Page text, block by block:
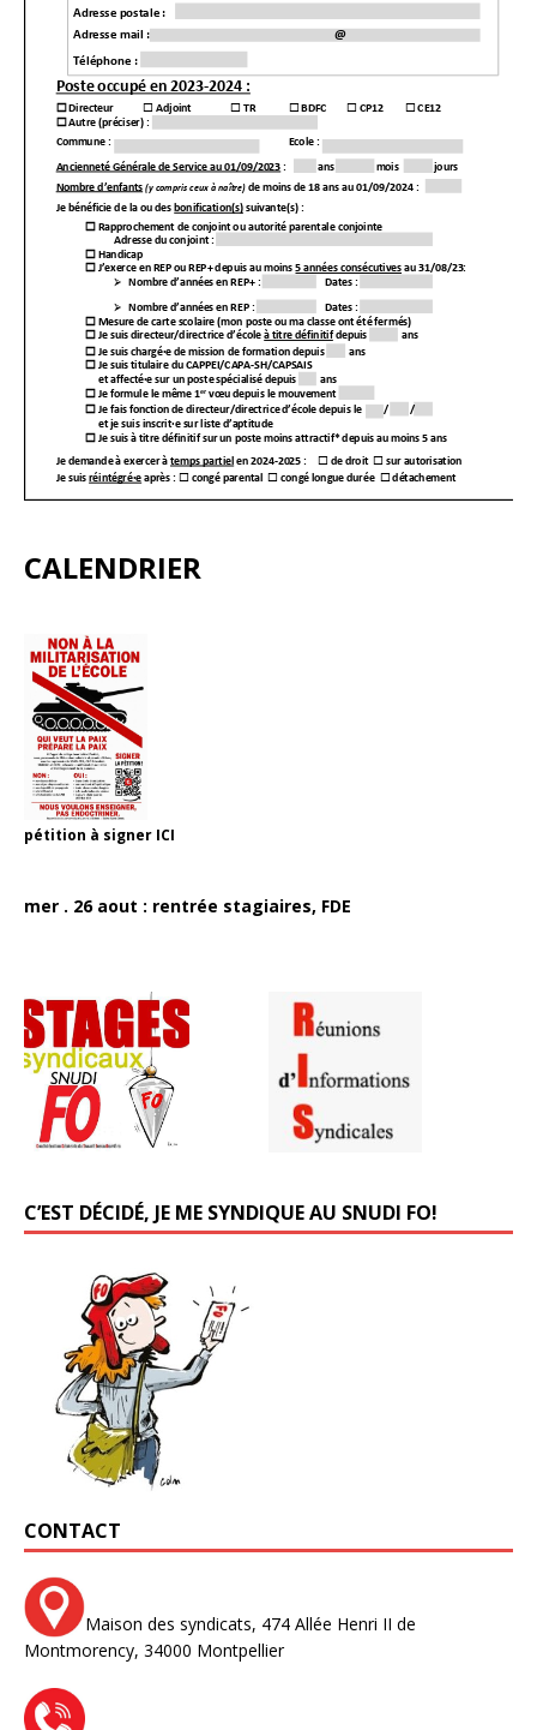
CALENDRIER
pétition à signer ICI
mer . 26 aout : rentrée stagiaires, FDE
C’EST DÉCIDÉ, JE ME SYNDIQUE AU SNUDI FO!
CONTACT
Maison des syndicats, 474 Allée Henri II de
Montmorency, 34000 Montpellier